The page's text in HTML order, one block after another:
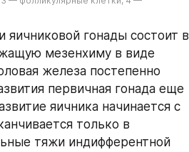
яичниковой гонады состоит в
мезенхиму в виде
железа постепенно
первичная гонада еще
яичника начинается с
только в
тяжи индифферентной